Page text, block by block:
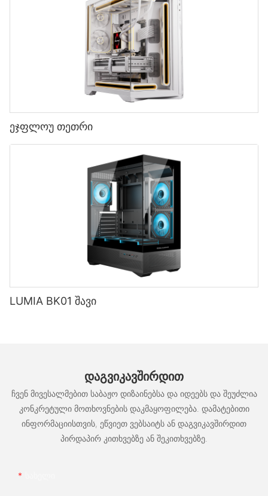
ეჯფლოუ თეთრი
LUMIA BK01 შავი
ᲓᲐᲒᲕᲘᲙᲐᲕᲨᲘᲠᲓᲘᲗ
ჩვენ მივესალმებით საბაჟო დიზაინებსა და იდეებს და შეუძლია
კონკრეტული მოთხოვნების დაკმაყოფილება. დამატებითი
ინფორმაციისთვის, ეწვიეთ ვებსაიტს ან დაგვიკავშირდით
პირდაპირ კითხვებზე ან შეკითხვებზე.